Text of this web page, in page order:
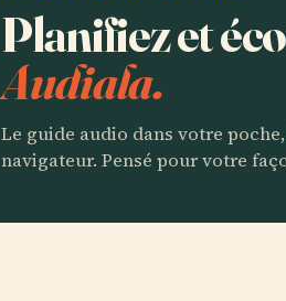
Planifiez et
Audiala.
Le guide audio dans votre
navigateur. Pensé pour votre